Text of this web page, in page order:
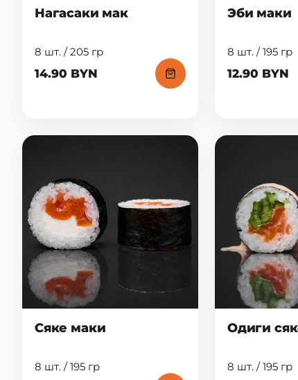
Нагасаки мак
8 шт. / 205 гр
14.90 BYN
Эби маки
8 шт. / 195 гр
12.90 BYN
Сяке маки
8 шт. / 195 гр
Одиги
8 шт. / 195 гр